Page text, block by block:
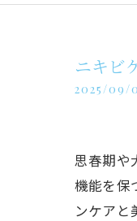
ニキビ
2025/09/
思春期や
機能を保
ンケアと